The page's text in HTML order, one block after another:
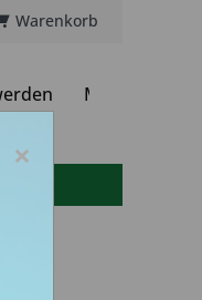
Warenkorb
Magazin
×